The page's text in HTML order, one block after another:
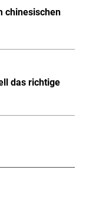
chinesischen
das richtige